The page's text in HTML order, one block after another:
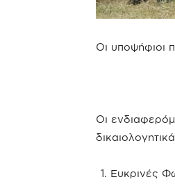
Οι υποψήφιοι
Οι
Ευκρινές